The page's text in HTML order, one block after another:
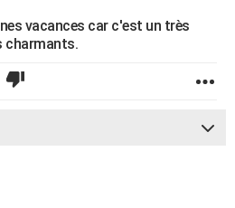
vacances car c'est un très
charmants.